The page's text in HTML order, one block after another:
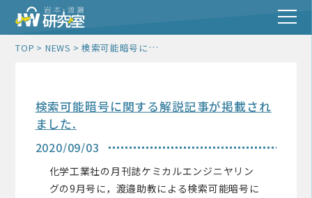
TOP NEWS 検索可能暗号に関する解説記事が掲載されました.
検索可能暗号に関する解説記事が掲載され
ました.
2020/09/03
化学工業社の月刊誌ケミカルエンジニヤリン
グの9月号に，渡邉助教による検索可能暗号に